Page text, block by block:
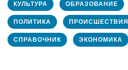
КУЛЬТУРА ОБРАЗОВАНИЕ
ПОЛИТИКА ПРОИСШЕСТВИЯ
СПРАВОЧНИК ЭКОНОМИКА